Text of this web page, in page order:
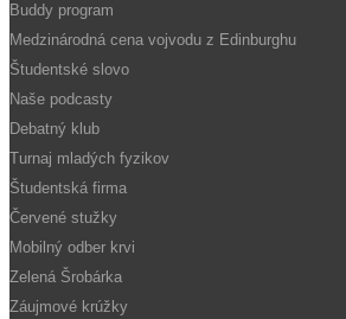
Buddy program
Medzinárodná cena vojvodu z Edinburghu
Študentské slovo
Naše podcasty
Debatný klub
Turnaj mladých fyzikov
Študentská firma
Červené stužky
Mobilný odber krvi
Zelená Šrobárka
Záujmové krúžky